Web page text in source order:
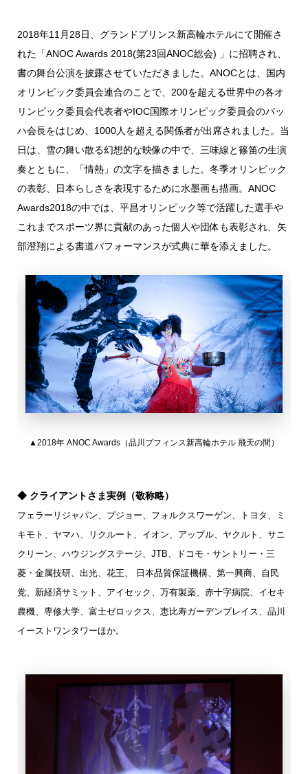
2018年11月28日、グランドプリンス新高輪ホテルにて開催さ
れた「ANOC Awards 2018(第23回ANOC総会) 」に招聘され、
書の舞台公演を披露させていただきました。ANOCとは、国内
オリンピック委員会連合のことで、200を超える世界中の各オ
リンピック委員会代表者やIOC国際オリンピック委員会のバッ
ハ会長をはじめ、1000人を超える関係者が出席されました。当
日は、雪の舞い散る幻想的な映像の中で、三味線と篠笛の生演
奏とともに、「情熱」の文字を描きました。冬季オリンピック
の表彰、日本らしさを表現するために水墨画も描画。ANOC
Awards2018の中では、平昌オリンピック等で活躍した選手や
これまでスポーツ界に貢献のあった個人や団体も表彰され、矢
部澄翔による書道パフォーマンスが式典に華を添えました。
▲2018年 ANOC Awards（品川プフィンス新高輪ホテル 飛天の間）
◆ クライアントさま実例（敬称略）
フェラーリジャパン、プジョー、フォルクスワーゲン、トヨタ、ミ
キモト、ヤマハ、リクルート、イオン、アップル、ヤクルト、サニ
クリーン、ハウジングステージ、JTB、ドコモ・サントリー・三
菱・金属技研、出光、花王、 日本品質保証機構、第一興商、自民
党、新経済サミット、アイセック、万有製薬、赤十字病院、イセキ
農機、専修大学、富士ゼロックス、恵比寿ガーデンプレイス、品川
イーストワンタワーほか。